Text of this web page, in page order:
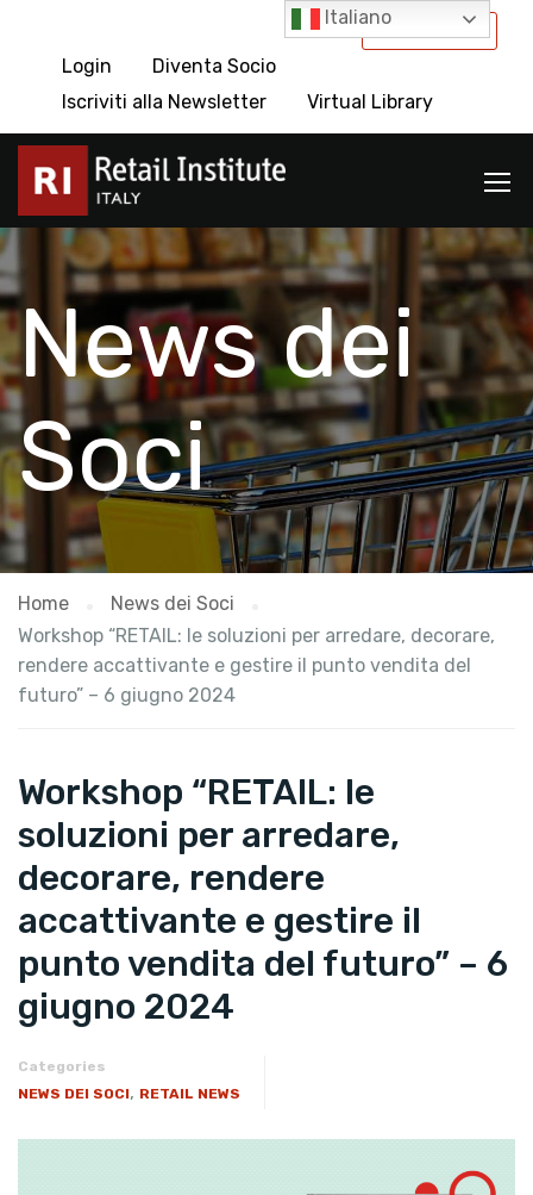
International
Login
Diventa Socio
Iscriviti alla Newsletter
Virtual Library
News dei
Soci
Home
News dei Soci
Workshop “RETAIL: le soluzioni per arredare, decorare,
rendere accattivante e gestire il punto vendita del
futuro” – 6 giugno 2024
Workshop “RETAIL: le
soluzioni per arredare,
decorare, rendere
accattivante e gestire il
punto vendita del futuro” – 6
giugno 2024
Categories
NEWS DEI SOCI, RETAIL NEWS
Italiano